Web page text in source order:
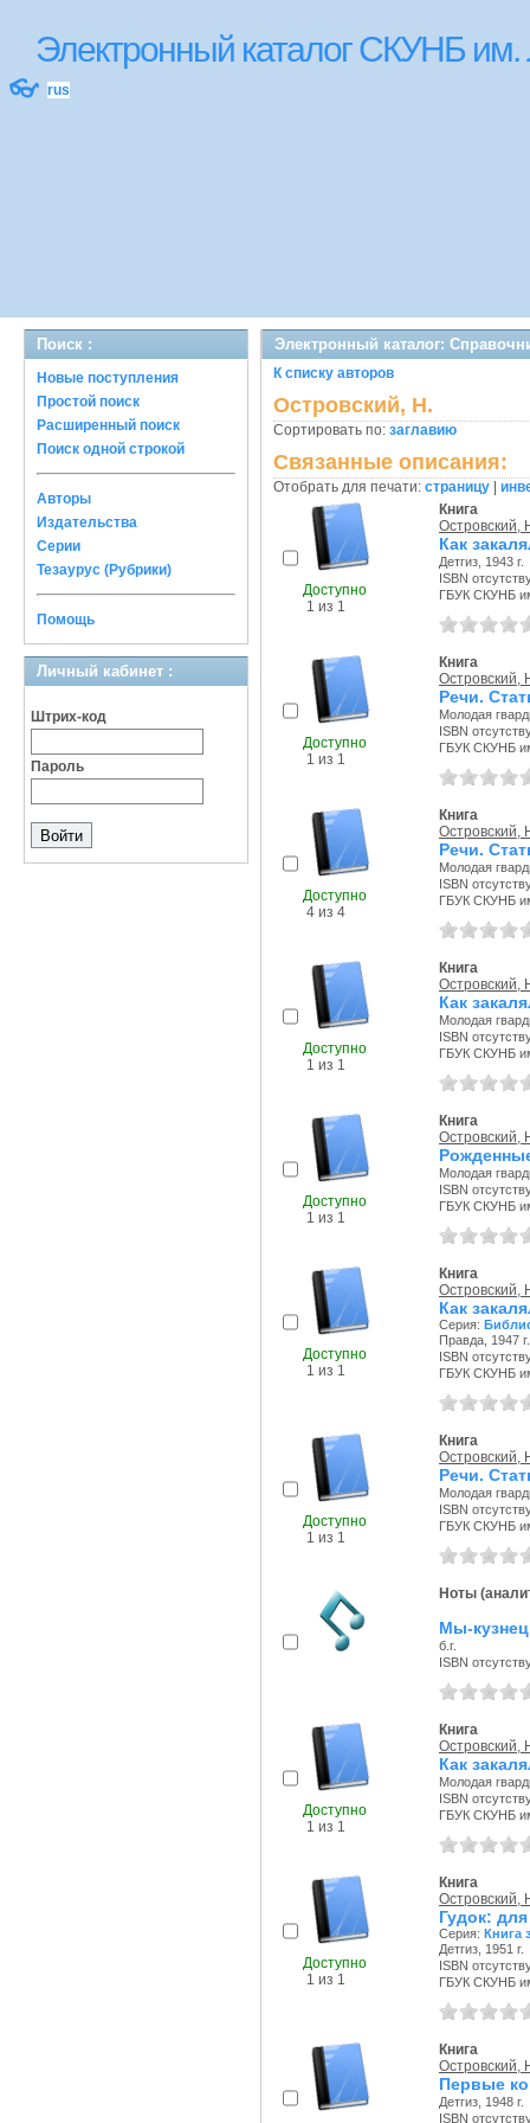
Электронный каталог СКУНБ
👓 rus
Поиск :
Новые поступления
Простой поиск
Расширенный поиск
Поиск одной строкой
Авторы
Издательства
Серии
Тезаурус (Рубрики)
Помощь
Личный кабинет :
Штрих-код
Пароль
Электронный каталог:
К списку авторов
Островский, Н.
Сортировать по: заглавию
Связанные описания:
Отобрать для печати: страницу
Доступно
1 из 1
Книга
Островский,
Как
Детгиз, 1943 г.
ISBN
ГБУК СКУНБ
Доступно
1 из 1
Книга
Островский,
Речи.
Молодая
ISBN
ГБУК СКУНБ
Доступно
4 из 4
Книга
Островский,
Речи.
Молодая
ISBN
ГБУК СКУНБ
Доступно
1 из 1
Книга
Островский,
Как
Молодая
ISBN
ГБУК СКУНБ
Доступно
1 из 1
Книга
Островский,
Молодая
ISBN
ГБУК СКУНБ
Доступно
1 из 1
Книга
Островский,
Как
Серия:
Правда, 1947 г.
ISBN
ГБУК СКУНБ
Доступно
1 из 1
Книга
Островский,
Речи.
Молодая
ISBN
ГБУК СКУНБ
Ноты
Мы-
б.г.
ISBN
Доступно
1 из 1
Книга
Островский,
Как
Молодая
ISBN
ГБУК СКУНБ
Доступно
1 из 1
Книга
Островский,
Гудок:
Серия: Книга
Детгиз, 1951 г.
ISBN
ГБУК СКУНБ
Книга
Островский,
Первые
Детгиз, 1948 г.
ISBN